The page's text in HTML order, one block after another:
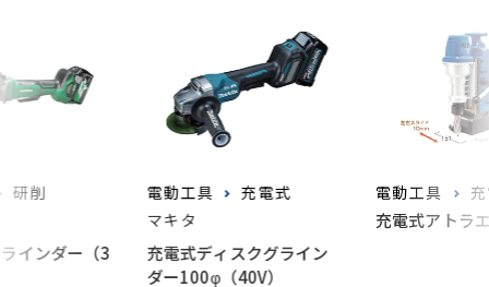
研削
インダー（3
電動工具
充電式
マキタ
充電式ディスクグライン
ダー100φ（40V）
電動工具
充電式アトラ